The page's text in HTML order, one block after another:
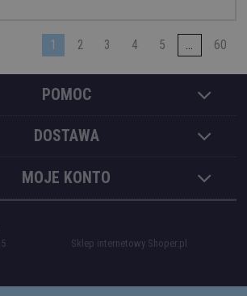
1 2 3 4 5 ... 60
POMOC
DOSTAWA
MOJE KONTO
Sklep internetowy Shoper.pl